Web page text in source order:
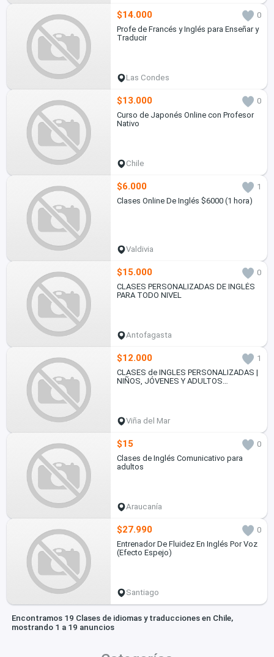
$14.000
0
Profe de Francés y Inglés para Enseñar y
Traducir
Las Condes
$13.000
0
Curso de Japonés Online con Profesor
Nativo
Chile
$6.000
1
Clases Online De Inglés $6000 (1 hora)
Valdivia
$15.000
0
CLASES PERSONALIZADAS DE INGLÉS
PARA TODO NIVEL
Antofagasta
$12.000
1
CLASES de INGLES PERSONALIZADAS |
NIÑOS, JÓVENES Y ADULTOS
Viña del Mar
$15
0
Clases de Inglés Comunicativo para
adultos
Araucanía
$27.990
0
Entrenador De Fluidez En Inglés Por Voz
(Efecto Espejo)
Santiago
Encontramos 19 Clases de idiomas y traducciones en Chile,
mostrando 1 a 19 anuncios